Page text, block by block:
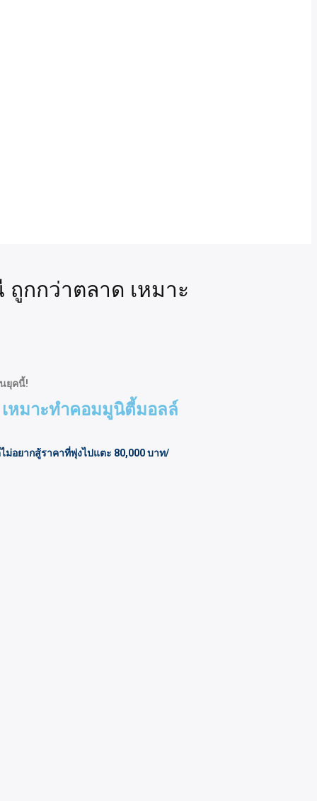
ถูกกว่าตลาด เหมาะ
ยุคนี้!
เหมาะทำคอมมูนิตี้มอลล์
ม่อยากสู้ราคาที่พุ่งไปแตะ 80,000 บาท/